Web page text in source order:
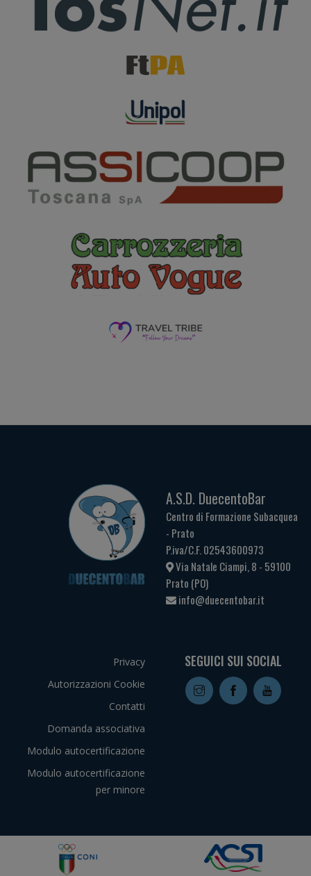
A.S.D. DuecentoBar
Centro di Formazione Subacquea
- Prato
P.iva/C.F. 02543600973
Via Natale Ciampi, 8 - 59100
Prato (PO)
info@duecentobar.it
Privacy
Autorizzazioni Cookie
Contatti
Domanda associativa
Modulo autocertificazione
Modulo autocertificazione
per minore
SEGUICI SUI SOCIAL